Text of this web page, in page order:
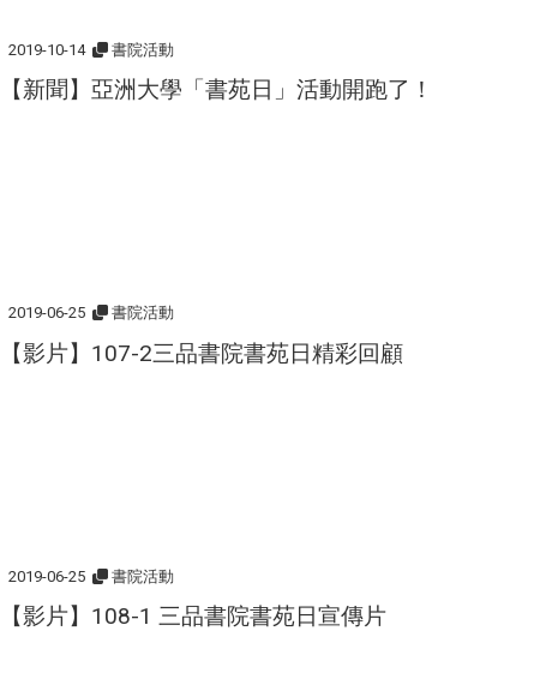
2019-10-14 書院活動
【新聞】亞洲大學「書苑日」活動開跑了！
2019-06-25 書院活動
【影片】107-2三品書院書苑日精彩回顧
2019-06-25 書院活動
【影片】108-1 三品書院書苑日宣傳片